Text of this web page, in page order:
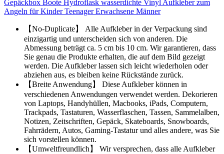
Gepäckbox Boote Hydroflask wasserdichte Vinyl Aufkleber zum
Angeln für Kinder Teenager Erwachsene Männer
【No-Duplicate】 Alle Aufkleber in der Verpackung sind
einzigartig und unterscheiden sich von anderen. Die
Abmessung beträgt ca. 5 cm bis 10 cm. Wir garantieren, dass
Sie genau die Produkte erhalten, die auf dem Bild gezeigt
werden. Die Aufkleber lassen sich leicht wiederholen oder
abziehen aus, es bleiben keine Rückstände zurück.
【Breite Anwendung】 Diese Aufkleber können in
verschiedenen Anwendungen verwendet werden. Dekorieren
von Laptops, Handyhüllen, Macbooks, iPads, Computern,
Trackpads, Tastaturen, Wasserflaschen, Tassen, Sammelalben,
Notizen, Zeitschriften, Gepäck, Skateboards, Snowboards,
Fahrrädern, Autos, Gaming-Tastatur und alles andere, was Sie
sich vorstellen können.
【Umweltfreundlich】 Wir versprechen, dass alle Aufkleber